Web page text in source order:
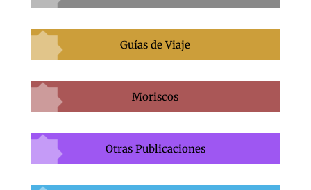
Guías de Viaje
Moriscos
Otras Publicaciones